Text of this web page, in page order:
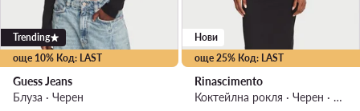
още 10% Код: LAST
Trending
Guess Jeans
Блуза · Черен
още 25% Код: LAST
Нови
Rinascimento
Коктейлна рокля · Черен · Миди